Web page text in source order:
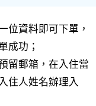
位資料即可下單，
成功；
留郵箱，在入住當
住人姓名辦理入